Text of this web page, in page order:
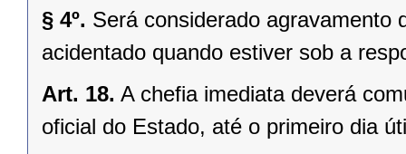
§ 4º. Será considerado agravamento
acidentado quando estiver sob a
Art. 18. A chefia imediata deverá
oficial do Estado, até o primeiro dia